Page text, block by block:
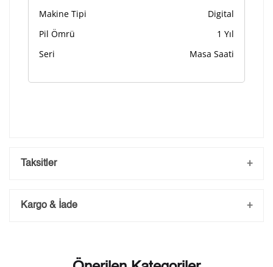
Makine Tipi
Digital
Pil Ömrü
1 Yıl
Seri
Masa Saati
Taksitler
Kargo & İade
- Sipariş gönderimi 3 iş günü içerisinde yapılmaktadır. Resmi